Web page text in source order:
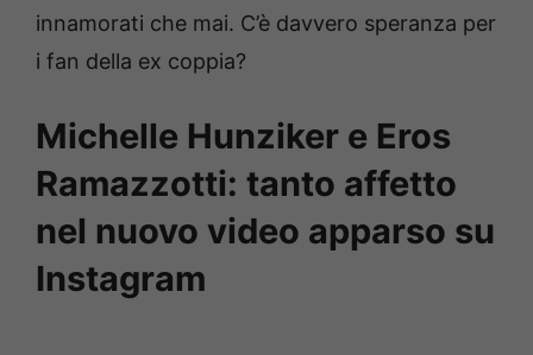
innamorati che mai. C’è davvero speranza per
i fan della ex coppia?
Michelle Hunziker e Eros
Ramazzotti: tanto affetto
nel nuovo video apparso su
Instagram